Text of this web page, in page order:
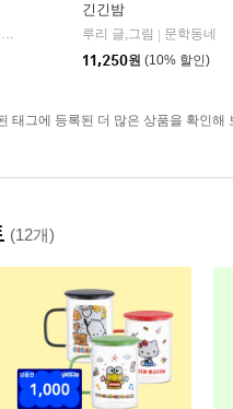
알에이치코리아(RHK)
긴긴밤
루리 글,그림
문학동네
11,250원 (10% 할인)
태그에 등록된 더 많은 상품을 확인해
(12개)